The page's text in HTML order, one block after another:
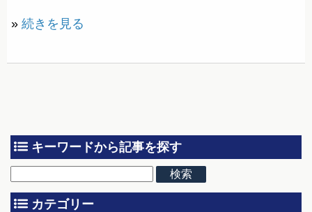
» 続きを見る
キーワードから記事を探す
カテゴリー